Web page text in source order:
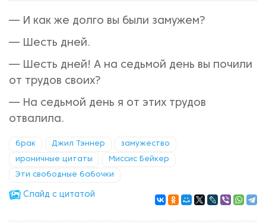
— И как же долго вы были замужем?
— Шесть дней.
— Шесть дней! А на седьмой день вы почили
от трудов своих?
— На седьмой день я от этих трудов
отвалила.
брак Джил Тэннер замужество
ироничные цитаты Миссис Бейкер
Эти свободные бабочки
Cлайд с цитатой